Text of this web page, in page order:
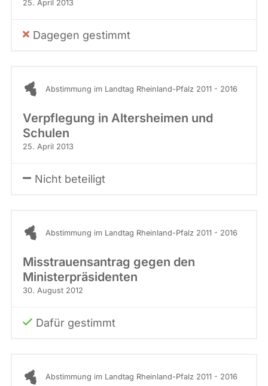
25. April 2013
Dagegen gestimmt
Abstimmung im Landtag Rheinland-Pfalz 2011 - 2016
Verpflegung in Altersheimen und
Schulen
25. April 2013
Nicht beteiligt
Abstimmung im Landtag Rheinland-Pfalz 2011 - 2016
Misstrauensantrag gegen den
Ministerpräsidenten
30. August 2012
Dafür gestimmt
Abstimmung im Landtag Rheinland-Pfalz 2011 - 2016